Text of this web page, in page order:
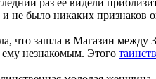
раз её видели
было никаких признаков
что зашла в Магазин
ему незнакомым. Этого